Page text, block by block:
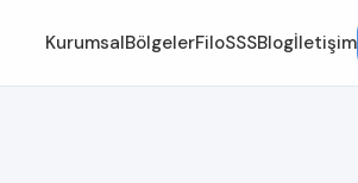
KurumsalBölgelerFiloSSSBlogİletişim